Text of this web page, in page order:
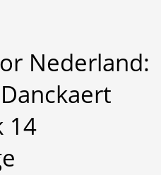
Nederland:
14